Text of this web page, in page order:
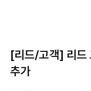
[리드/고객] 리드
추가